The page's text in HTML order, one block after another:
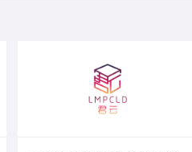
提供了丰富的性能监控和诊
用户实时了解数据库状态，